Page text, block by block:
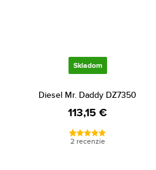
Skladom
Diesel Mr. Daddy DZ7350
113,15 €
2 recenzie